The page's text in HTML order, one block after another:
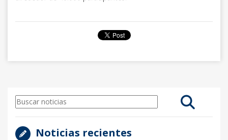
Noticias recientes